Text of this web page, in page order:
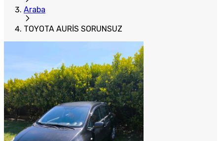
Araba
TOYOTA AURİS SORUNSUZ